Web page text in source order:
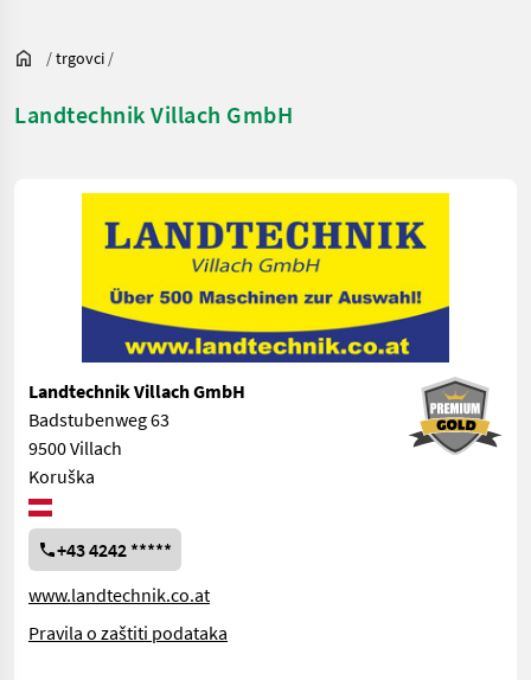
/trgovci /
Landtechnik Villach GmbH
Landtechnik Villach GmbH
Badstubenweg 63
9500 Villach
Koruška
+43 4242 *****
www.landtechnik.co.at
Pravila o zaštiti podataka